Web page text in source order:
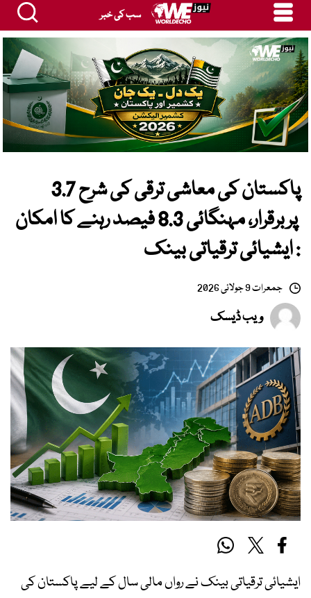
سب کی خبر
پاکستان کی معاشی ترقی کی شرح 3.7
پربرقرار، مہنگائی 8.3 فیصد رہنے کا امکان
: ایشیائی ترقیاتی بینک
جمعرات 9 جولائی 2026
ویب ڈیسک
ایشیائی ترقیاتی بینک نے رواں مالی سال کے لیے پاکستان کی